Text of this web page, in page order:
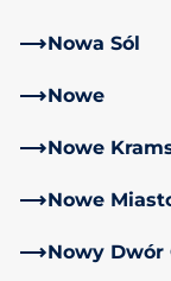
Nowa Sól
Nowe
Nowe
Nowe
Nowy Dwór